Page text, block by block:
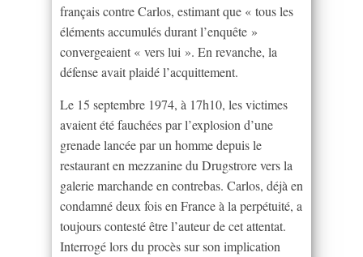
français contre Carlos, estimant que « tous les
éléments accumulés durant l’enquête »
convergeaient « vers lui ». En revanche, la
défense avait plaidé l’acquittement.
Le 15 septembre 1974, à 17h10, les victimes
avaient été fauchées par l’explosion d’une
grenade lancée par un homme depuis le
restaurant en mezzanine du Drugstrore vers la
galerie marchande en contrebas. Carlos, déjà en
condamné deux fois en France à la perpétuité, a
toujours contesté être l’auteur de cet attentat.
Interrogé lors du procès sur son implication